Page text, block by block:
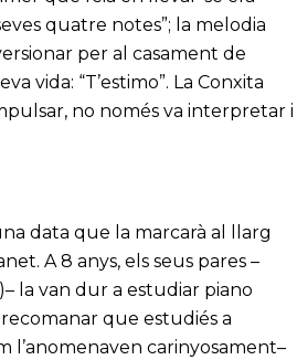
quatre notes”; la melodia
per al casament de
vida: “T’estimo”. La Conxita
no només va interpretar i
data que la marcarà al llarg
A 8 anys, els seus pares –
la van dur a estudiar piano
que estudiés a
l’anomenaven carinyosament–